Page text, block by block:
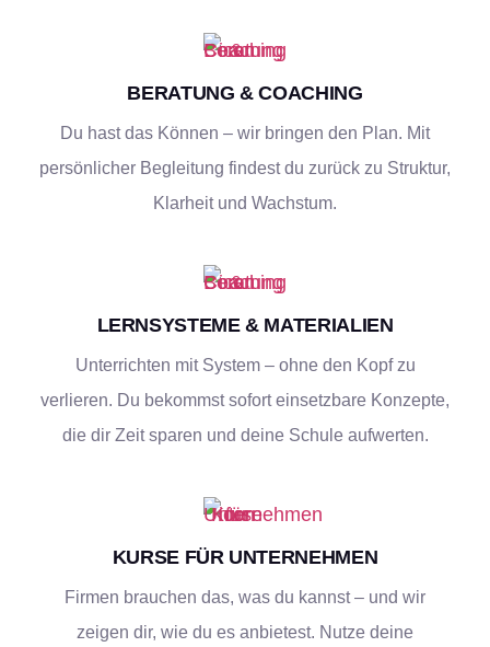
BERATUNG & COACHING
Du hast das Können – wir bringen den Plan. Mit
persönlicher Begleitung findest du zurück zu Struktur,
Klarheit und Wachstum.
LERNSYSTEME & MATERIALIEN
Unterrichten mit System – ohne den Kopf zu
verlieren. Du bekommst sofort einsetzbare Konzepte,
die dir Zeit sparen und deine Schule aufwerten.
KURSE FÜR UNTERNEHMEN
Firmen brauchen das, was du kannst – und wir
zeigen dir, wie du es anbietest. Nutze deine